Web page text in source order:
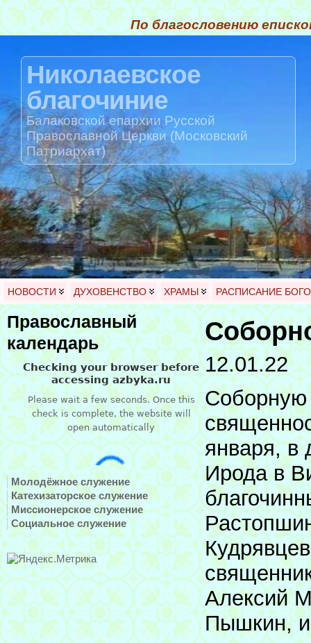
По благословению
Николаевское
благочиние
Балаковской епархии Русской
Православной Церкви (Московский
Патриархат)
НОВОСТИ ДУХОВЕНСТВО ХРАМЫ РАСПИСАНИЕ
Православный
календарь
Молодёжное служение
Катехизаторское служение
Миссионерское служение
Социальное служение
12.01.22
Соборную
января, в
Ирода в
Алексий
Пышкин,